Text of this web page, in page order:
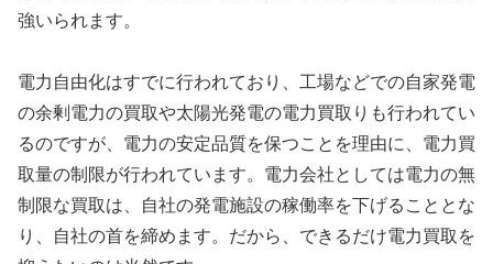
強いられます。
電力自由化はすでに行われており、工場などでの自家発電
の余剰電力の買取や太陽光発電の電力買取りも行われてい
るのですが、電力の安定品質を保つことを理由に、電力買
取量の制限が行われています。電力会社としては電力の無
制限な買取は、自社の発電施設の稼働率を下げることとな
り、自社の首を締めます。だから、できるだけ電力買取を